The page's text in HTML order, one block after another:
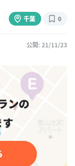
千葉 0
公開: 21/11/23